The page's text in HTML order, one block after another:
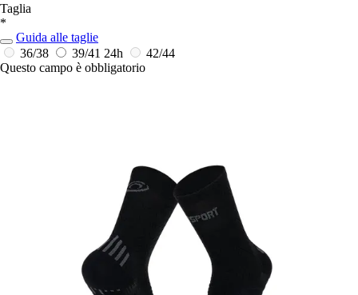
Taglia
*
Guida alle taglie
36/38
39/41 24h
42/44
Questo campo è obbligatorio